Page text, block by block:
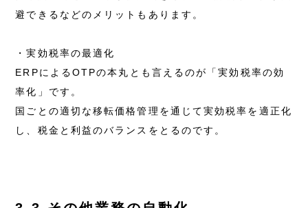
避できるなどのメリットもあります。
・実効税率の最適化
ERPによるOTPの本丸とも言えるのが「実効税率の効
率化」です。
国ごとの適切な移転価格管理を通じて実効税率を適正化
し、税金と利益のバランスをとるのです。